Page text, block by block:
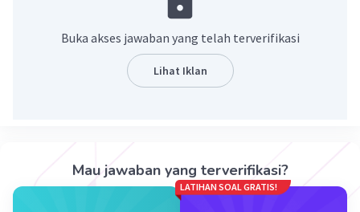
ditunjukkan oleh panah ke atas. Ini berarti
entalpi pembentukan NO (g) dari unsur-
unsurnya adalah +90,3 kJ/mol.
NO (g) → NO₂ (g): Reaksi ini melepaskan
adalah -57,1 kJ/mol.
Buka akses jawaban yang telah terverifikasi
Lihat Iklan
Mau jawaban yang terverifikasi?
LATIHAN SOAL GRATIS!